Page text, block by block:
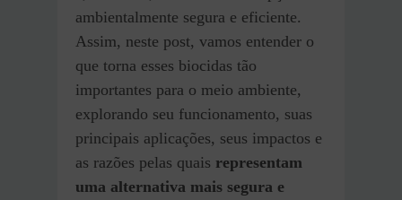
ambientalmente segura e eficiente.
Assim, neste post, vamos entender o
que torna esses biocidas tão
importantes para o meio ambiente,
explorando seu funcionamento, suas
principais aplicações, seus impactos e
as razões pelas quais representam
uma alternativa mais segura e